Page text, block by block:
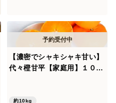
【濃密でシャキシャキ甘い】
代々橙甘平【家庭用】１０ｋ
約10kg